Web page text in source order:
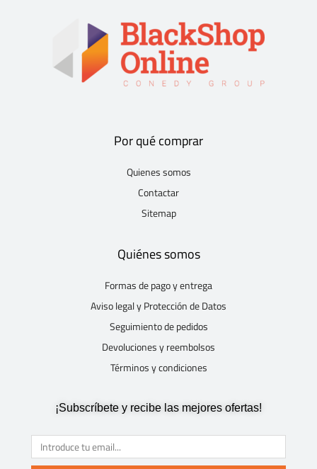
Por qué comprar
Quienes somos
Contactar
Sitemap
Quiénes somos
Formas de pago y entrega
Aviso legal y Protección de Datos
Seguimiento de pedidos
Devoluciones y reembolsos
Términos y condiciones
¡Subscríbete y recibe las mejores ofertas!